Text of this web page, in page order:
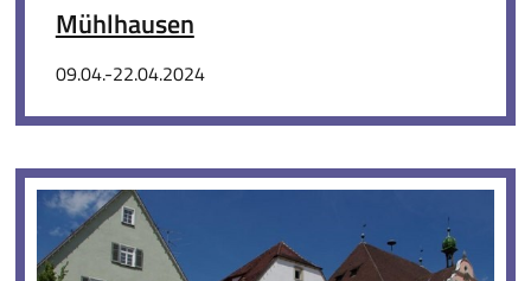
Mühlhausen
09.04.-22.04.2024